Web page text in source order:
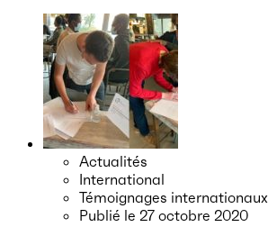
Actualités
International
Témoignages internationaux
Publié le 27 octobre 2020